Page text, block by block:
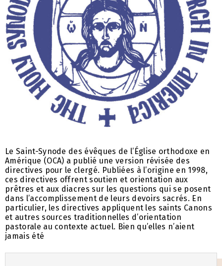
Le Saint-Synode des évêques de l’Église orthodoxe en
Amérique (OCA) a publié une version révisée des
directives pour le clergé. Publiées à l’origine en 1998,
ces directives offrent soutien et orientation aux
prêtres et aux diacres sur les questions qui se posent
dans l’accomplissement de leurs devoirs sacrés. En
particulier, les directives appliquent les saints Canons
et autres sources traditionnelles d’orientation
pastorale au contexte actuel. Bien qu’elles n’aient
jamais été